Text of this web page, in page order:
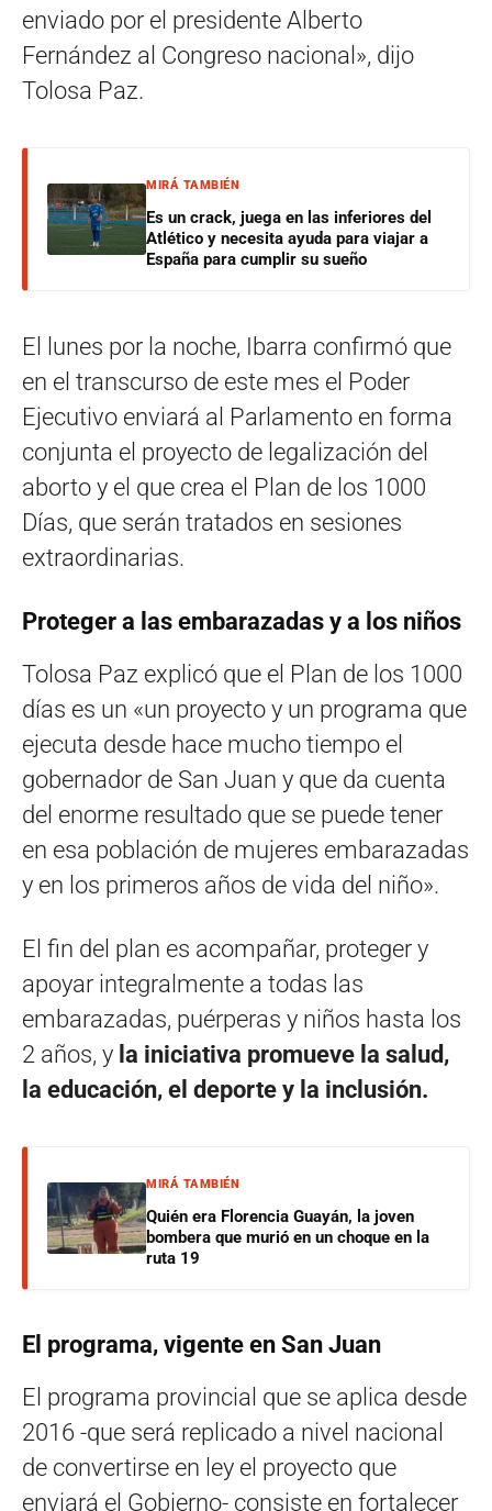
enviado por el presidente Alberto
Fernández al Congreso nacional», dijo
Tolosa Paz.
MIRÁ TAMBIÉN
Es un crack, juega en las inferiores del
Atlético y necesita ayuda para viajar a
España para cumplir su sueño
El lunes por la noche, Ibarra confirmó que
en el transcurso de este mes el Poder
Ejecutivo enviará al Parlamento en forma
conjunta el proyecto de legalización del
aborto y el que crea el Plan de los 1000
Días, que serán tratados en sesiones
extraordinarias.
Proteger a las embarazadas y a los niños
Tolosa Paz explicó que el Plan de los 1000
días es un «un proyecto y un programa que
ejecuta desde hace mucho tiempo el
gobernador de San Juan y que da cuenta
del enorme resultado que se puede tener
en esa población de mujeres embarazadas
y en los primeros años de vida del niño».
El fin del plan es acompañar, proteger y
apoyar integralmente a todas las
embarazadas, puérperas y niños hasta los
2 años, y la iniciativa promueve la salud,
la educación, el deporte y la inclusión.
MIRÁ TAMBIÉN
Quién era Florencia Guayán, la joven
bombera que murió en un choque en la
ruta 19
El programa, vigente en San Juan
El programa provincial que se aplica desde
2016 -que será replicado a nivel nacional
de convertirse en ley el proyecto que
enviará el Gobierno- consiste en fortalecer